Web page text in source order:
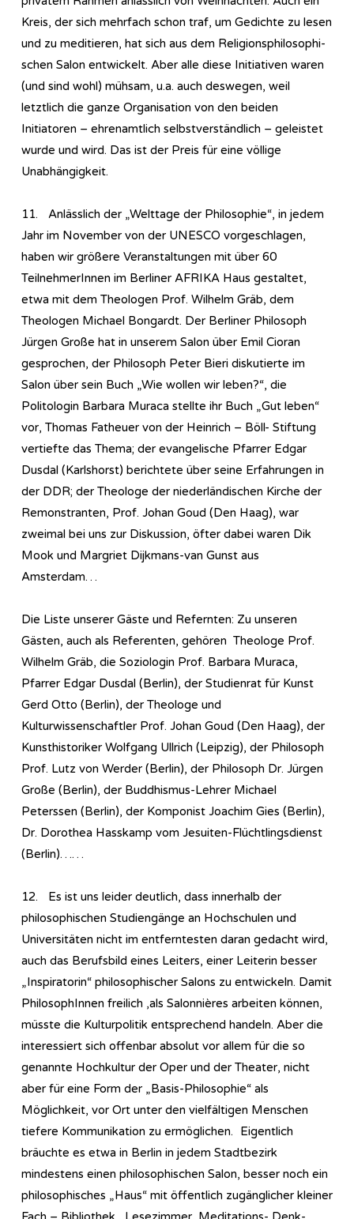
Kreis, der sich mehrfach schon traf, um Gedichte zu lesen
und zu meditieren, hat sich aus dem Re­li­gi­ons­phi­lo­so­phi­
sch­en Salon entwickelt. Aber alle diese Initiativen waren
(und sind wohl) mühsam, u.a. auch deswegen, weil
letztlich die ganze Organisation von den beiden
Initiatoren – ehrenamtlich selbstverständlich – geleistet
wurde und wird. Das ist der Preis für eine völlige
Unabhängigkeit.
11. Anlässlich der „Welttage der Philosophie“, in jedem
Jahr im November von der UNESCO vorgeschlagen,
haben wir größere Veranstaltungen mit über 60
TeilnehmerInnen im Berliner AFRIKA Haus gestaltet,
etwa mit dem Theologen Prof. Wilhelm Gräb, dem
Theologen Michael Bongardt. Der Berliner Philosoph
Jürgen Große hat in unserem Salon über Emil Cioran
gesprochen, der Philosoph Peter Bieri diskutierte im
Salon über sein Buch „Wie wollen wir leben?“, die
Politologin Barbara Muraca stellte ihr Buch „Gut leben“
vor, Thomas Fatheuer von der Heinrich – Böll- Stiftung
vertiefte das Thema; der evangelische Pfarrer Edgar
Dusdal (Karlshorst) berichtete über seine Erfahrungen in
der DDR; der Theologe der niederländischen Kirche der
Remonstranten, Prof. Johan Goud (Den Haag), war
zweimal bei uns zur Diskussion, öfter dabei waren Dik
Mook und Margriet Dijkmans-van Gunst aus
Amsterdam…
Die Liste unserer Gäste und Refernten: Zu unseren
Gästen, auch als Referenten, gehören Theologe Prof.
Wilhelm Gräb, die Soziologin Prof. Barbara Muraca,
Pfarrer Edgar Dusdal (Berlin), der Studienrat für Kunst
Gerd Otto (Berlin), der Theologe und
Kulturwissenschaftler Prof. Johan Goud (Den Haag), der
Kunsthistoriker Wolfgang Ullrich (Leipzig), der Philosoph
Prof. Lutz von Werder (Berlin), der Philosoph Dr. Jürgen
Große (Berlin), der Buddhismus-Lehrer Michael
Peterssen (Berlin), der Komponist Joachim Gies (Berlin),
Dr. Dorothea Hasskamp vom Jesuiten-Flüchtlingsdienst
(Berlin)……
12. Es ist uns leider deutlich, dass innerhalb der
philosophischen Studiengänge an Hochschulen und
Universitäten nicht im entferntesten daran gedacht wird,
auch das Berufsbild eines Leiters, einer Leiterin besser
„Inspiratorin“ philosophischer Salons zu entwickeln. Damit
PhilosophInnen freilich ,als Salonnières arbeiten können,
müsste die Kulturpolitik entsprechend handeln. Aber die
interessiert sich offenbar absolut vor allem für die so
genannte Hochkultur der Oper und der Theater, nicht
aber für eine Form der „Basis-Philosophie“ als
Möglichkeit, vor Ort unter den vielfältigen Menschen
tiefere Kommunikation zu ermöglichen. Eigentlich
bräuchte es etwa in Berlin in jedem Stadtbezirk
mindestens einen philosophischen Salon, besser noch ein
philosophisches „Haus“ mit öffentlich zugänglicher kleiner